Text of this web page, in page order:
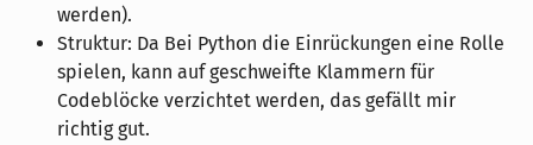
werden).
Struktur: Da Bei Python die Einrückungen eine Rolle
spielen, kann auf geschweifte Klammern für
Codeblöcke verzichtet werden, das gefällt mir
richtig gut.